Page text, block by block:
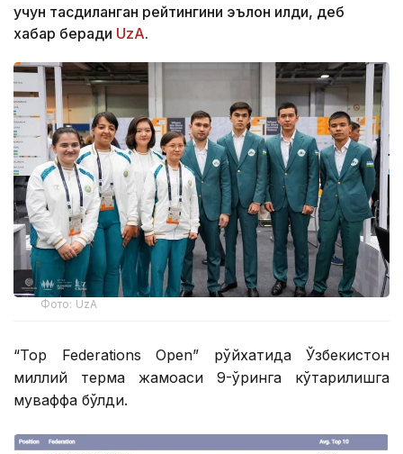
учун тасдиқланган рейтингини эълон қилди, деб
хабар беради UzA.
Фото: UzA
“Top Federations Open” рўйхатида Ўзбекистон
миллий терма жамоаси 9-ўринга кўтарилишга
муваффақ бўлди.